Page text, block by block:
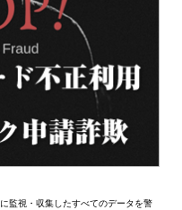
監視・収集したすべてのデータを警